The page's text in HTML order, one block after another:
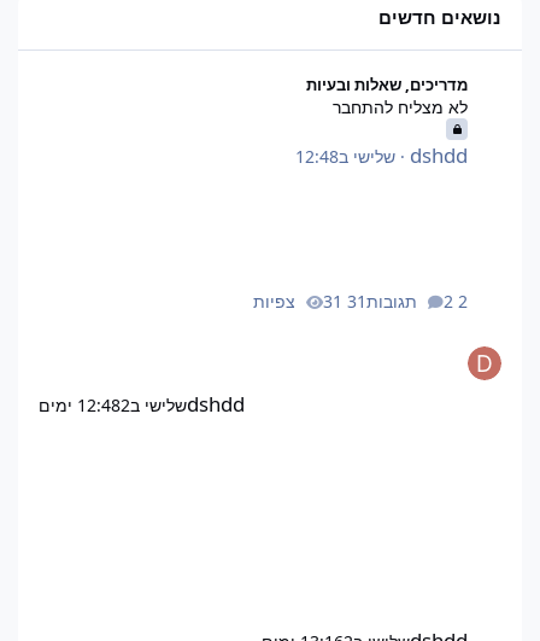
נושאים חדשים
מדריכים, שאלות ובעיות
לא מצליח להתחבר
dshdd
· שלישי ב12:48
2 תגובות 31 צפיות
dshddשלישי ב12:482 ימים